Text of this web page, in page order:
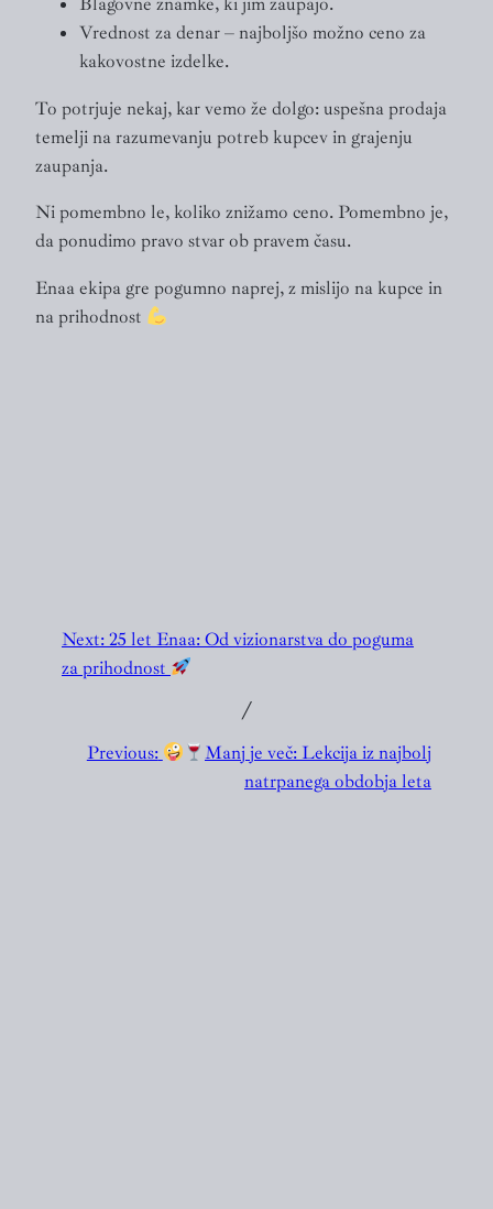
Vrednost za denar – najboljšo možno ceno za
kakovostne izdelke.
To potrjuje nekaj, kar vemo že dolgo: uspešna prodaja
temelji na razumevanju potreb kupcev in grajenju
zaupanja.
Ni pomembno le, koliko znižamo ceno. Pomembno je,
da ponudimo pravo stvar ob pravem času.
Enaa ekipa gre pogumno naprej, z mislijo na kupce in
na prihodnost
Next:25 let Enaa: Od vizionarstva do poguma
za prihodnost
╱
Previous:
Manj je več: Lekcija iz najbolj
natrpanega obdobja leta